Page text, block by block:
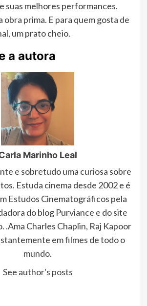
suas melhores performances.
obra prima. E para quem gosta de
um prato cheio.
a autora
Marinho Leal
e sobretudo uma curiosa sobre
Estuda cinema desde 2002 e é
Estudos Cinematográficos pela
do blog Purviance e do site
.Ama Charles Chaplin, Raj Kapoor
em filmes de todo o
mundo.
See author's posts